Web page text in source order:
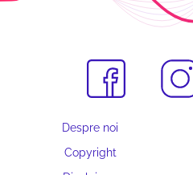
Despre noi
Copyright